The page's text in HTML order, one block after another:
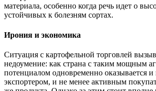
материала, особенно когда речь идет о
устойчивых к болезням сортах.
Ирония и экономика
Ситуация с картофельной торговлей
недоумение: как страна с таким мощным
потенциалом одновременно оказывается
экспортером, и не менее активным